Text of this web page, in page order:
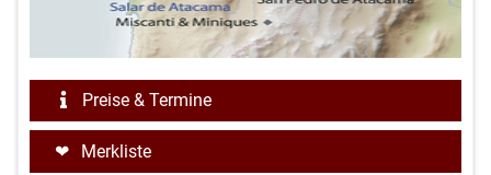
Preise & Termine
Merkliste